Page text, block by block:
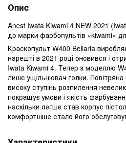
Опис
Anest Iwata Kiwami 4 NEW 2021
до марки фарбопультів «kiwami»
Краскопульт W400 Bellaria
нарешті в 2021 році оновився і
Iwata Kiwami 4. Тепер з моделлю
лише ущільнювач голки. Повітряна
високу ступінь розпилення
покращує умови і якість
наскільки легше став корпус
комфортніше стало його